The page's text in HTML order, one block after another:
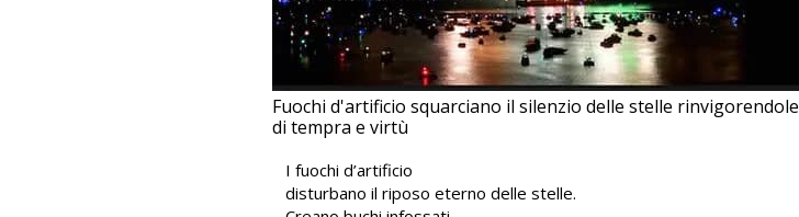
Fuochi d'artificio squarciano il silenzio delle stelle rinvigorendole
di tempra e virtù
I fuochi d’artificio
disturbano il riposo eterno delle stelle.